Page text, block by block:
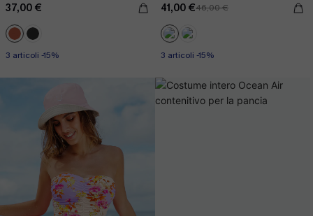
37,00 €
3 articoli -15%
41,00 €46,00 €
3 articoli -15%